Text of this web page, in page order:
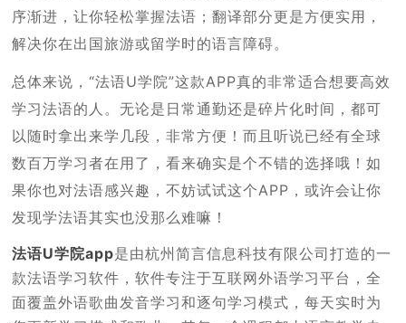
序渐进，让你轻松掌握法语；翻译部分更是方便实用，
解决你在出国旅游或留学时的语言障碍。
总体来说，“法语U学院”这款APP真的非常适合想要高效
学习法语的人。无论是日常通勤还是碎片化时间，都可
以随时拿出来学几段，非常方便！而且听说已经有全球
数百万学习者在用了，看来确实是个不错的选择哦！如
果你也对法语感兴趣，不妨试试这个APP，或许会让你
发现学法语其实也没那么难嘛！
法语U学院app是由杭州简言信息科技有限公司打造的一
款法语学习软件，软件专注于互联网外语学习平台，全
面覆盖外语歌曲发音学习和逐句学习模式，每天实时为